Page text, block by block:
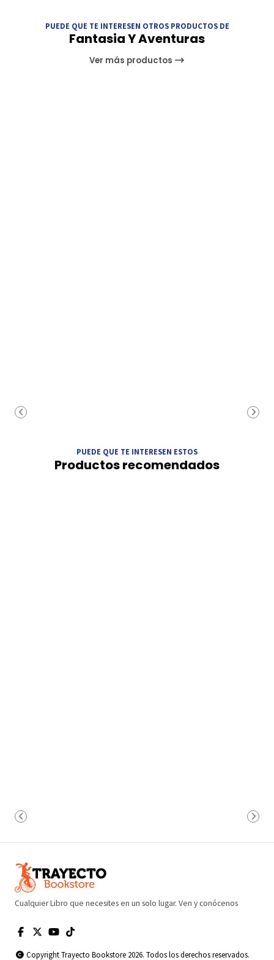
PUEDE QUE TE INTERESEN OTROS PRODUCTOS DE
Fantasia Y Aventuras
Ver más productos
PUEDE QUE TE INTERESEN ESTOS
Productos recomendados
Cualquier Libro que necesites en un solo lugar. Ven y conócenos
Copyright Trayecto Bookstore 2026. Todos los derechos reservados.